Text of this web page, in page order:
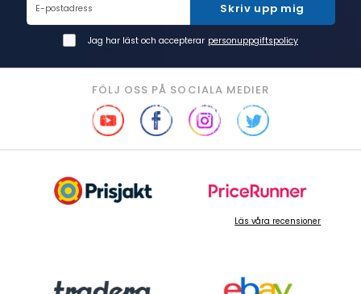
E-postadress Skriv upp mig
Jag har läst och accepterar personuppgiftspolicy
FÖLJ OSS PÅ SOCIALA MEDIER
Läs våra recensioner